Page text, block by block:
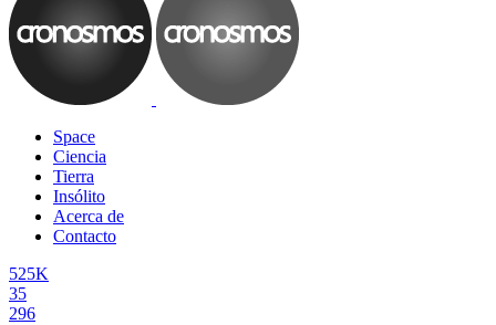
Space
Ciencia
Tierra
Insólito
Acerca de
Contacto
525K
35
296